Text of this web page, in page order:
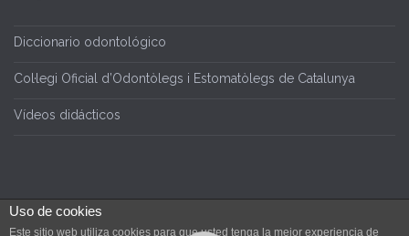
Diccionario odontológico
Col·legi Oficial d’Odontòlegs i Estomatòlegs de Catalunya
Vídeos didácticos
Uso de cookies
Este sitio web utiliza cookies para que usted tenga la mejor experiencia de